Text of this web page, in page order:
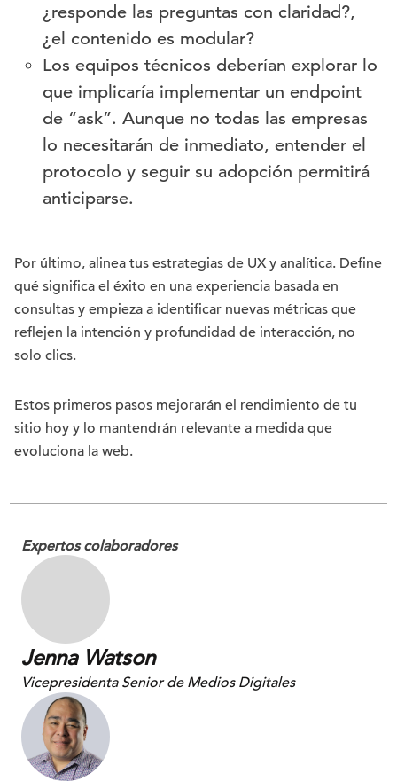
¿responde las preguntas con claridad?,
¿el contenido es modular?
Los equipos técnicos deberían explorar lo
que implicaría implementar un endpoint
de “ask”. Aunque no todas las empresas
lo necesitarán de inmediato, entender el
protocolo y seguir su adopción permitirá
anticiparse.
Por último, alinea tus estrategias de UX y analítica. Define
qué significa el éxito en una experiencia basada en
consultas y empieza a identificar nuevas métricas que
reflejen la intención y profundidad de interacción, no
solo clics.
Estos primeros pasos mejorarán el rendimiento de tu
sitio hoy y lo mantendrán relevante a medida que
evoluciona la web.
Expertos colaboradores
Jenna Watson
Vicepresidenta Senior de Medios Digitales